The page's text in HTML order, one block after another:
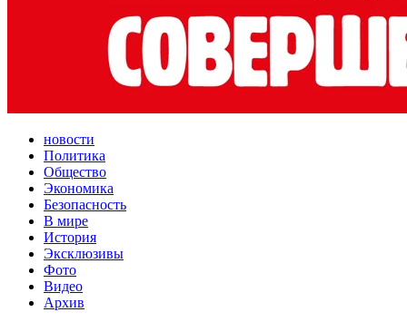
новости
Политика
Общество
Экономика
Безопасность
В мире
История
Эксклюзивы
Фото
Видео
Архив